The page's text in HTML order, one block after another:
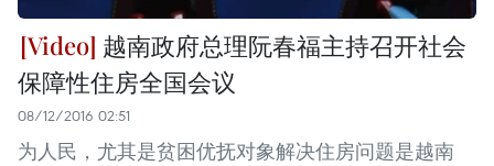
越南政府总理阮春福主持召开社会
保障性住房全国会议
08/12/2016 02:51
为人民，尤其是贫困优抚对象解决住房问题是越南